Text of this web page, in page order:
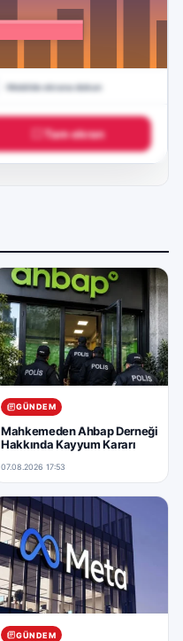
⛶ Tam ekran
GÜNDEM
Mahkemeden Ahbap Derneği
Hakkında Kayyum Kararı
07.08.2026 17:53
GÜNDEM